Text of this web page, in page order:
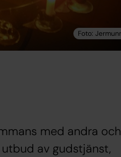
med andra och
av gudstjänst,